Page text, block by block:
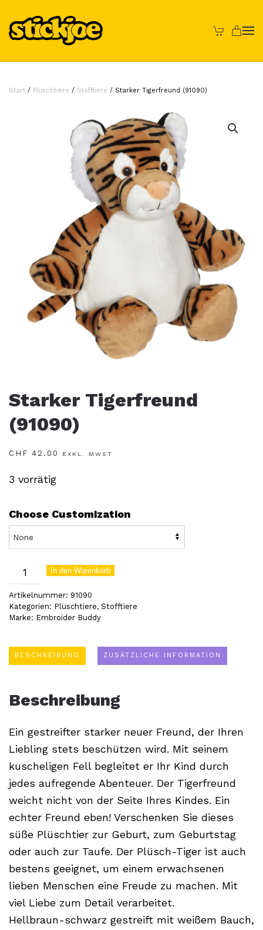
Skip to main content
Start / Plüschtiere / Stofftiere / Starker Tigerfreund (91090)
Starker Tigerfreund
(91090)
CHF 42.00 EXKL. MWST
3 vorrätig
Choose Customization
Starker
Tigerfreund
(91090)
Menge
In den Warenkorb
Artikelnummer: 91090
Kategorien: Plüschtiere, Stofftiere
Marke: Embroider Buddy
BESCHREIBUNG ZUSÄTZLICHE INFORMATION
Beschreibung
Ein gestreifter starker neuer Freund, der Ihren
Liebling stets beschützen wird. Mit seinem
kuscheligen Fell begleitet er Ihr Kind durch
jedes aufregende Abenteuer. Der Tigerfreund
weicht nicht von der Seite Ihres Kindes. Ein
echter Freund eben! Verschenken Sie dieses
süße Plüschtier zur Geburt, zum Geburtstag
oder auch zur Taufe. Der Plüsch-Tiger ist auch
bestens geeignet, um einem erwachsenen
lieben Menschen eine Freude zu machen. Mit
viel Liebe zum Detail verarbeitet.
Hellbraun-schwarz gestreift mit weißem Bauch,